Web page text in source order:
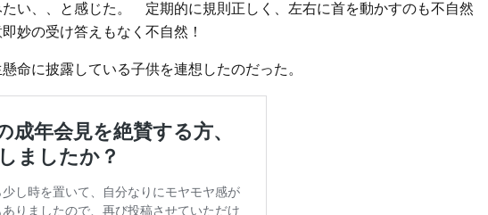
い、、と感じた。 定期的に規則正しく、左右に首を動かすのも不自然
妙の受け答えもなく不自然！
命に披露している子供を連想したのだった。